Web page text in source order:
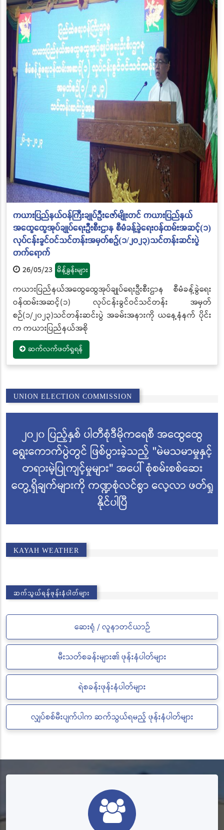
ကယားပြည်နယ်ဝန်ကြီးချုပ်ဦးဇော်မျိုးတင် ကယားပြည်နယ်
အထွေထွေအုပ်ချုပ်ရေးဦးစီးဌာန စီမံခန့်ခွဲရေးဝန်ထမ်းအဆင့်(၁)
လုပ်ငန်းခွင်ဝင်သင်တန်းအမှတ်စဉ်(၁/၂၀၂၃)သင်တန်းဆင်းပွဲ
တက်ရောက်
26/05/23 မိန့်ခွန်းများ
ကယားပြည်နယ်အထွေထွေအုပ်ချုပ်ရေးဦးစီးဌာန စီမံခန့်ခွဲရေး
ဝန်ထမ်းအဆင့်(၁) လုပ်ငန်းခွင်ဝင်သင်တန်း အမှတ်
စဉ်(၁/၂၀၂၃)သင်တန်းဆင်းပွဲ အခမ်းအနားကို ယနေ့နံနက် ပိုင်း
က ကယားပြည်နယ်အစို
ဆက်လက်ဖတ်ရှုရန်
UNION ELECTION COMMISSION
KAYAH WEATHER
ဆက်သွယ်ရန်ဖုန်းနံပါတ်များ
ဆေးရုံ / လူနာတင်ယာဉ်
မီးသတ်စခန်းများ၏ ဖုန်းနံပါတ်များ
ရဲစခန်းဖုန်းနံပါတ်များ
လျှပ်စစ်မီးပျက်ပါက ဆက်သွယ်ရမည့် ဖုန်းနံပါတ်များ